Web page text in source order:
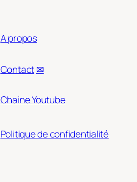
A propos
Contact✉
Chaine Youtube
Politique de confidentialité